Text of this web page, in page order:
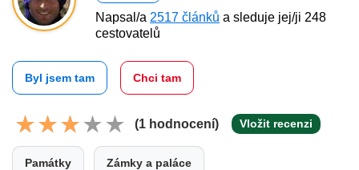
Napsal/a 2517 článků a sleduje jej/ji 248
cestovatelů
Byl jsem tam Chci tam
(1 hodnocení) Vložit recenzi
Památky Zámky a paláce